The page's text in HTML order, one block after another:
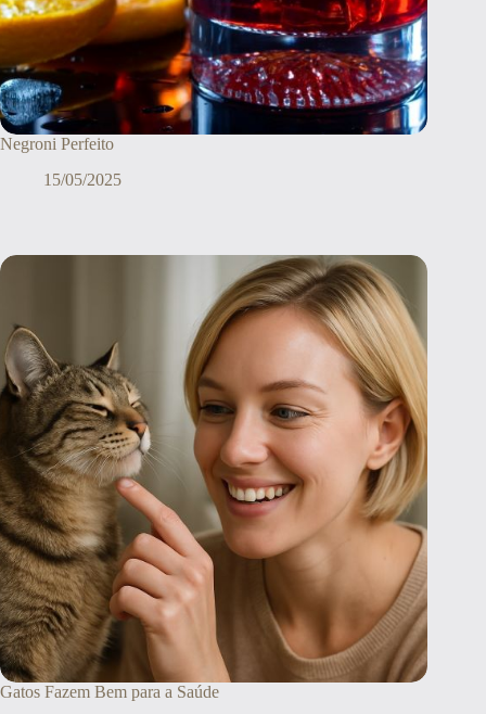
Negroni Perfeito
15/05/2025
Gatos Fazem Bem para a Saúde